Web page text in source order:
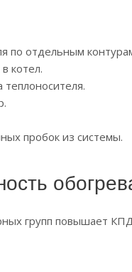
по отдельным
котел.
пробок из системы.
групп повышает